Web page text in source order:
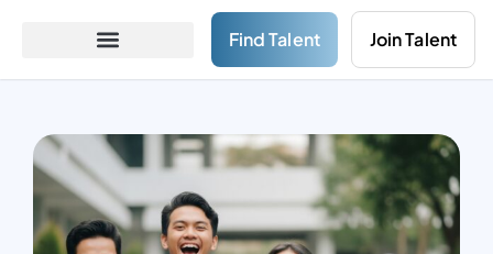
Find Talent Join Talent